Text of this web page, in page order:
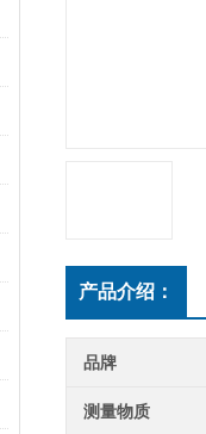
产品介绍：
品牌
测量物质